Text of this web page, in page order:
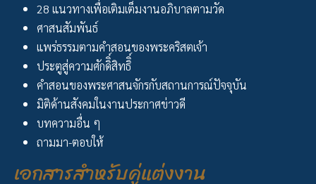
28 แนวทางเพื่อเติมเต็มงานอภิบาลตามวัด
ศาสนสัมพันธ์
แพร่ธรรมตามคำสอนของพระคริสตเจ้า
ประตูสู่ความศักดิิ์สิทธิิ์
คำสอนของพระศาสนจักรกับสถานการณ์ปัจจุบัน
มิติด้านสังคมในงานประกาศข่าวดี
บทความอื่น ๆ
ถามมา-ตอบให้
เอกสารสำหรับคู่แต่งงาน